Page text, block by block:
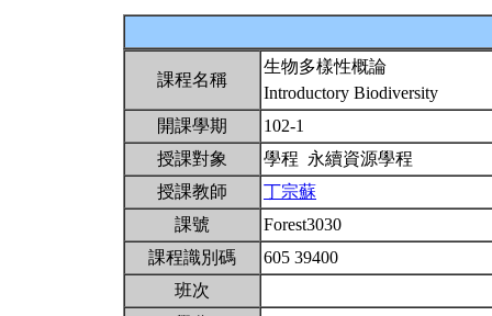
課程名稱
生物多樣性概論
Introductory Biodiversity
開課學期
102-1
授課對象
學程 永續資源學程
授課教師
丁宗蘇
課號
Forest3030
課程識別碼
605 39400
班次